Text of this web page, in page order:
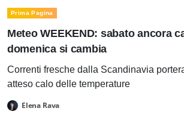
Prima Pagina
Meteo WEEKEND: sabato ancora
domenica si cambia
Correnti fresche dalla Scandinavia
atteso calo delle temperature
Elena Rava